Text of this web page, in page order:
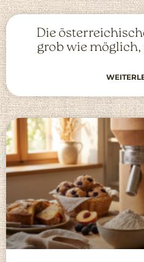
Die
grob wie möglich,